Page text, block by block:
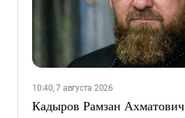
10:40, 7 августа 2026
Кадыров Рамзан Ахматович